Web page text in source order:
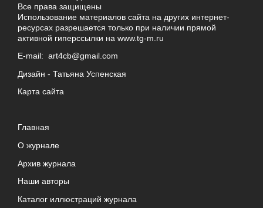
Все права защищены
Использование материалов сайта на других интернет-
ресурсах разрешается только при наличии прямой
активной гиперссылки на www.tg-m.ru
E-mail: art4cb@gmail.com
Дизайн - Татьяна Успенская
Карта сайта
Главная
О журнале
Архив журнала
Наши авторы
Каталог иллюстраций журнала